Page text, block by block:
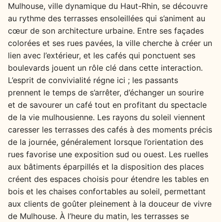
Mulhouse, ville dynamique du Haut-Rhin, se découvre
au rythme des terrasses ensoleillées qui s’animent au
cœur de son architecture urbaine. Entre ses façades
colorées et ses rues pavées, la ville cherche à créer un
lien avec l’extérieur, et les cafés qui ponctuent ses
boulevards jouent un rôle clé dans cette interaction.
L’esprit de convivialité régne ici ; les passants
prennent le temps de s’arrêter, d’échanger un sourire
et de savourer un café tout en profitant du spectacle
de la vie mulhousienne. Les rayons du soleil viennent
caresser les terrasses des cafés à des moments précis
de la journée, généralement lorsque l’orientation des
rues favorise une exposition sud ou ouest. Les ruelles
aux bâtiments éparpillés et la disposition des places
créent des espaces choisis pour étendre les tables en
bois et les chaises confortables au soleil, permettant
aux clients de goûter pleinement à la douceur de vivre
de Mulhouse. À l’heure du matin, les terrasses se